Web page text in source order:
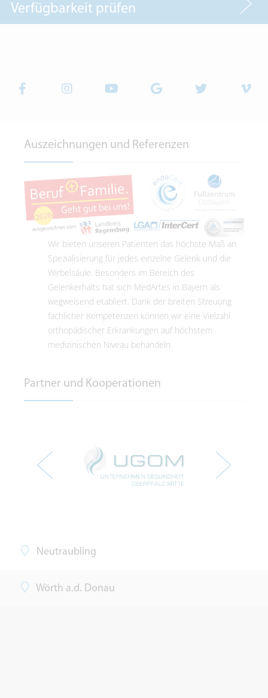
Verfügbarkeit prüfen
Auszeichnungen und Referenzen
Wir bieten unseren Patienten das höchste Maß an
Spezialisierung für jedes einzelne Gelenk und die
Wirbelsäule. Besonders im Bereich des
Gelenkerhalts hat sich MedArtes in Bayern als
wegweisend etabliert. Dank der breiten Streuung
fachlicher Kompetenzen können wir eine Vielzahl
orthopädischer Erkrankungen auf höchstem
medizinischen Niveau behandeln.
Partner und Kooperationen
Neutraubling
Wörth a.d. Donau